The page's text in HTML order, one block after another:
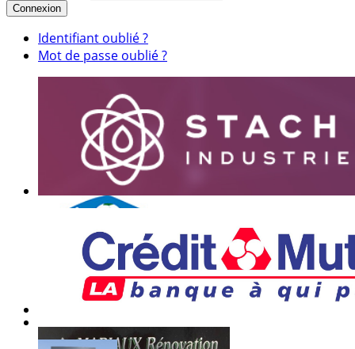
Connexion
Identifiant oublié ?
Mot de passe oublié ?